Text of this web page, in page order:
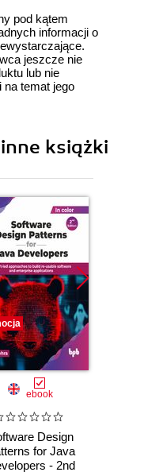
pod kątem
informacji o
jeszcze nie
lub nie
na temat jego
książki
ebook
Design
for Java
- 2nd